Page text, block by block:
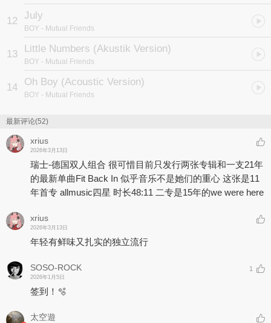
12 July
BOY - Mutual Friends
13 Little Numbers (Akustik Version)
BOY - Mutual Friends
14 Oh Boy (Acoustic Version)
BOY - Mutual Friends
最新评论(52)
xrius
2026年3月13日
瑞士-德国双人组合 很可惜目前只发行两张专辑和一支21年
的最新单曲Fit Back In 似乎音乐不是她们的重心 这张是11
年首专 allmusic四星 时长48:11 二专是15年的we were here
xrius
2026年3月13日
年轻有鲜味又扎实的独立流行
SOSO-ROCK
2026年1月5日
1
签到！🫧
太空遊